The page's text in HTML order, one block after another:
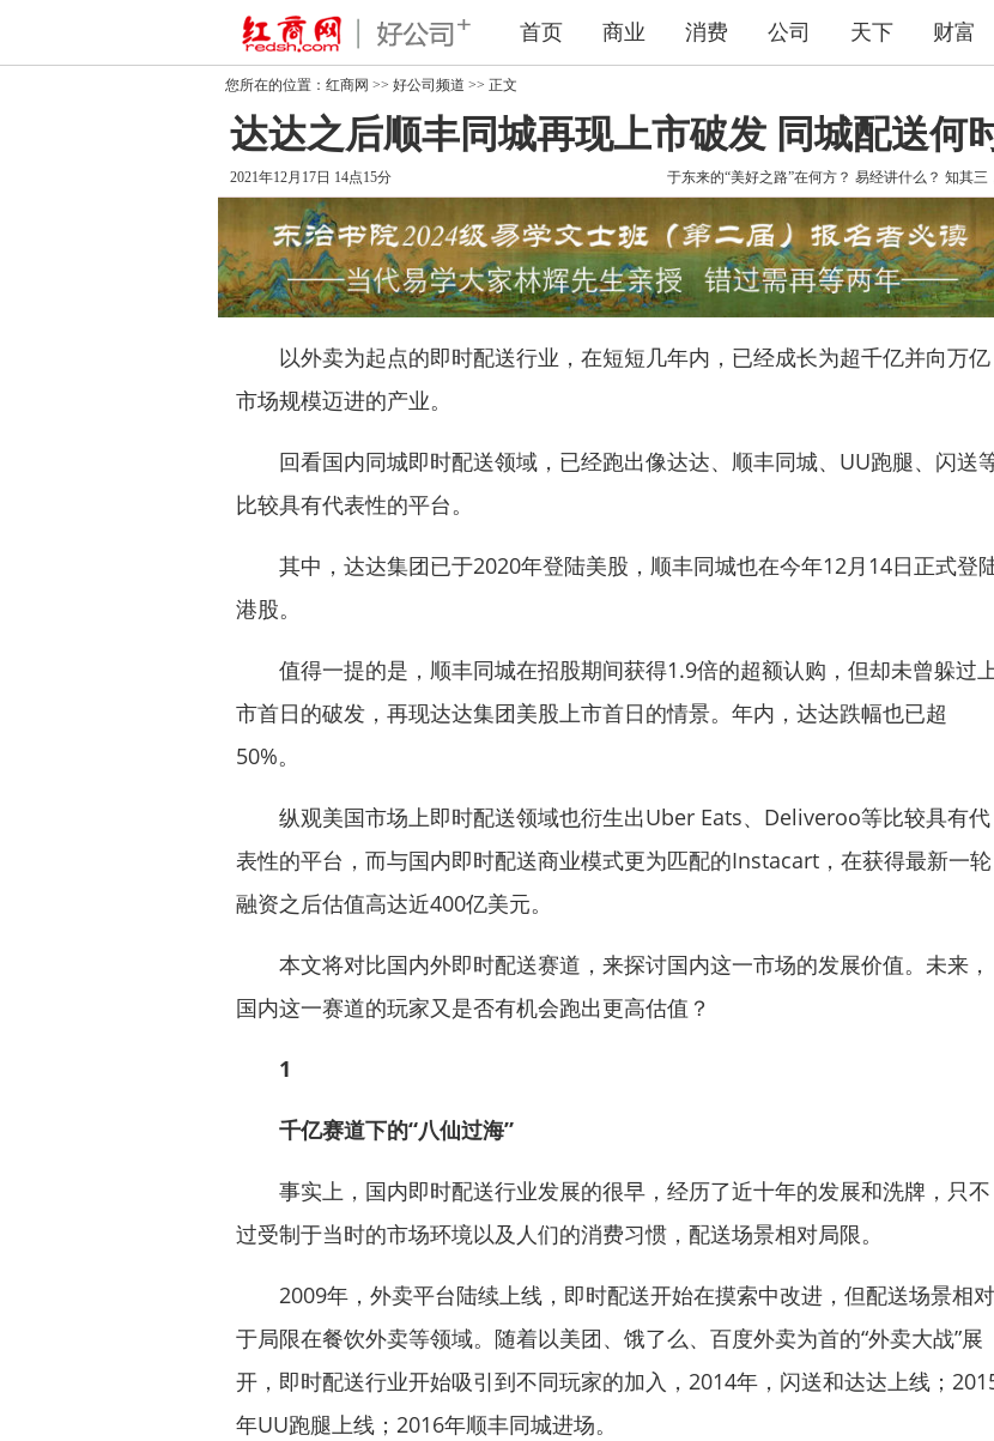
首页 商业 消费 公司 天下 财富
您所在的位置： 红商网 >> 好公司频道 >> 正文
达达之后顺丰同城再现上市破发 同城配送何
2021年12月17日 14点15分 于东来的“美好之路”在何方？ 易经讲什么？ 知其三
以外卖为起点的即时配送行业，在短短几年内，已经成长为超千亿并向万亿
市场规模迈进的产业。
回看国内同城即时配送领域，已经跑出像达达、顺丰同城、UU跑腿、闪送
比较具有代表性的平台。
其中，达达集团已于2020年登陆美股，顺丰同城也在今年12月14日正式登
港股。
值得一提的是，顺丰同城在招股期间获得1.9倍的超额认购，但却未曾躲过
市首日的破发，再现达达集团美股上市首日的情景。年内，达达跌幅也已超
50%。
纵观美国市场上即时配送领域也衍生出Uber Eats、Deliveroo等比较具有代
表性的平台，而与国内即时配送商业模式更为匹配的Instacart，在获得最新一轮
融资之后估值高达近400亿美元。
本文将对比国内外即时配送赛道，来探讨国内这一市场的发展价值。未来，
国内这一赛道的玩家又是否有机会跑出更高估值？
1
千亿赛道下的“八仙过海”
事实上，国内即时配送行业发展的很早，经历了近十年的发展和洗牌，只不
过受制于当时的市场环境以及人们的消费习惯，配送场景相对局限。
2009年，外卖平台陆续上线，即时配送开始在摸索中改进，但配送场景相对
于局限在餐饮外卖等领域。随着以美团、饿了么、百度外卖为首的“外卖大战”展
开，即时配送行业开始吸引到不同玩家的加入，2014年，闪送和达达上线；
年UU跑腿上线；2016年顺丰同城进场。